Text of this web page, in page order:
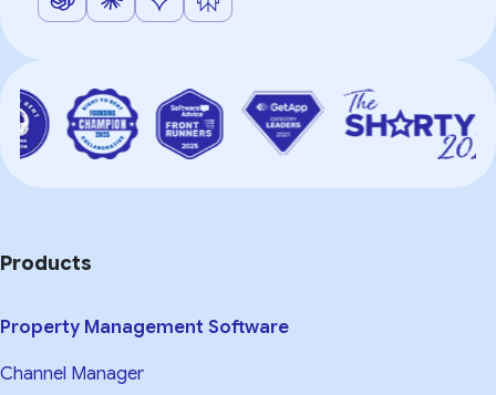
Products
Property Management Software
Channel Manager